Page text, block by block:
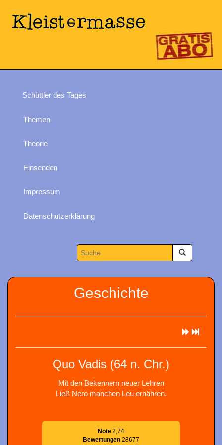
Schüttler des Tages
Themen
Theorie
Einsenden
Impressum
Datenschutzerklärung
Geschichte
Quo Vadis (64 n. Chr.)
Mit den Bekennern neuer Lehren
Ließ Nero manchen Leu ernähren.
Note2,74
Bewertungen28677